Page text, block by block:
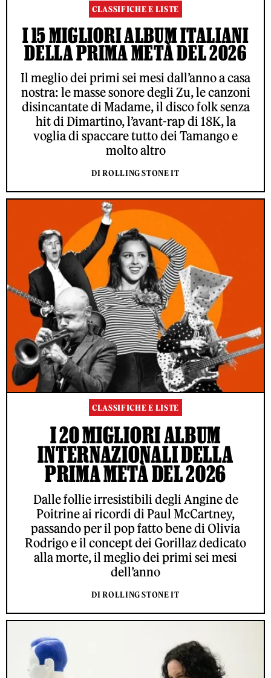
CLASSIFICHE E LISTE
I 15 MIGLIORI ALBUM ITALIANI
DELLA PRIMA METÀ DEL 2026
Il meglio dei primi sei mesi dall’anno a casa
nostra: le masse sonore degli Zu, le canzoni
disincantate di Madame, il disco folk senza
hit di Dimartino, l’avant-rap di 18K, la
voglia di spaccare tutto dei Tamango e
molto altro
DI ROLLING STONE IT
CLASSIFICHE E LISTE
I 20 MIGLIORI ALBUM
INTERNAZIONALI DELLA
PRIMA METÀ DEL 2026
Dalle follie irresistibili degli Angine de
Poitrine ai ricordi di Paul McCartney,
passando per il pop fatto bene di Olivia
Rodrigo e il concept dei Gorillaz dedicato
alla morte, il meglio dei primi sei mesi
dell’anno
DI ROLLING STONE IT